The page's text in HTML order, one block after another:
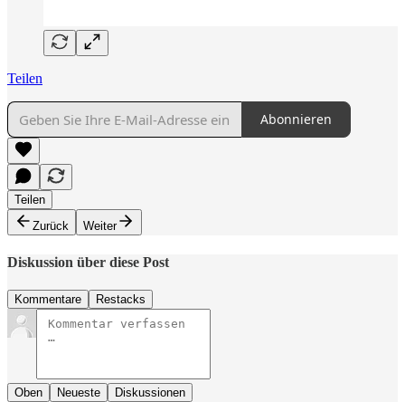
Teilen
Abonnieren
Teilen
Zurück
Weiter
Diskussion über diese Post
Kommentare Restacks
Oben Neueste Diskussionen